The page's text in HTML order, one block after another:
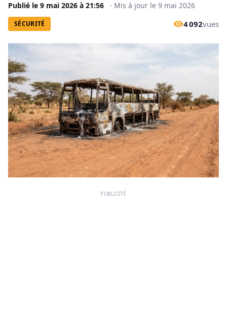
Publié le 9 mai 2026 à 21:56 · Mis à jour le 9 mai 2026
SÉCURITÉ 4 092vues
PUBLICITÉ